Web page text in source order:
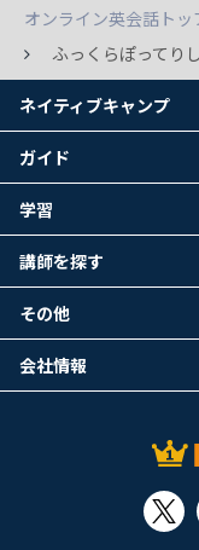
オンライン英会話トッ
ふっくらぽってり
ネイティブキャンプ
ガイド
学習
講師を探す
その他
会社情報